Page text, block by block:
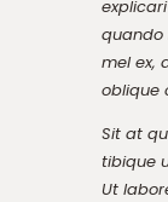
quando
mel ex,
oblique
Sit at
tibique
Ut